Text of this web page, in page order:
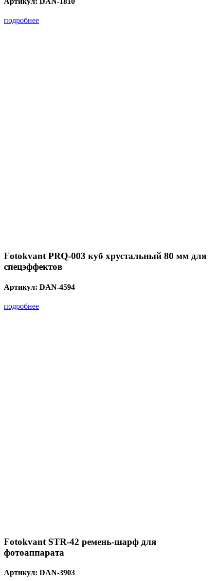
подробнее
Fotokvant PRQ-003 куб хрустальный 80 мм для
спецэффектов
Артикул: DAN-4594
подробнее
Fotokvant STR-42 ремень-шарф для
фотоаппарата
Артикул: DAN-3903